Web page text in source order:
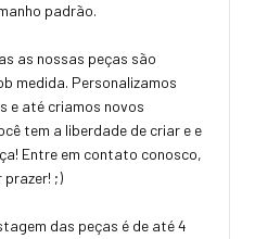
padrão.
as nossas peças são
medida. Personalizamos
e até criamos novos
tem a liberdade de criar e e
Entre em contato conosco,
prazer! ;)
das peças é de até 4